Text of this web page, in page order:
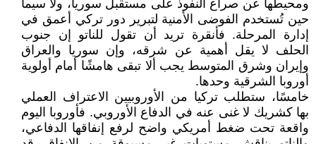
ومحيطها عن صراع النفوذ على مستقبل سوريا، ولا سيما
حين تُستخدم الفوضى الأمنية لتبرير دور تركي أعمق في
إدارة المرحلة. فأنقرة تريد أن تقول للناتو إن جنوب
الحلف لا يقل أهمية عن شرقه، وإن سوريا والعراق
وإيران وشرق المتوسط يجب ألا تبقى هامشًا أمام أولوية
أوروبا الشرقية وحدها.
خامسًا، ستطلب تركيا من الأوروبيين الاعتراف العملي
بها كشريك لا غنى عنه في الدفاع الأوروبي. فأوروبا اليوم
واقعة تحت ضغط أمريكي واضح لرفع إنفاقها الدفاعي،